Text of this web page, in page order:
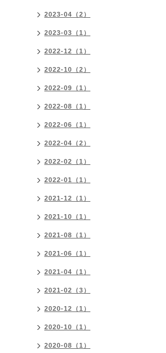
2023-04（2）
2023-03（1）
2022-12（1）
2022-10（2）
2022-09（1）
2022-08（1）
2022-06（1）
2022-04（2）
2022-02（1）
2022-01（1）
2021-12（1）
2021-10（1）
2021-08（1）
2021-06（1）
2021-04（1）
2021-02（3）
2020-12（1）
2020-10（1）
2020-08（1）